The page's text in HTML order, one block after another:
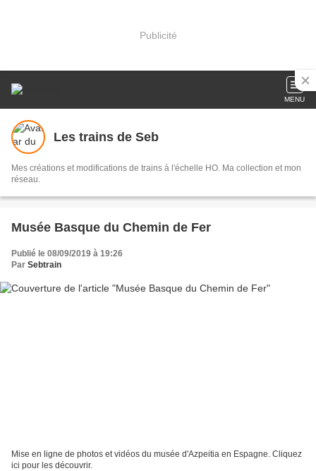
Publicité
MENU
Les trains de Seb
Mes créations et modifications de trains à l'échelle HO. Ma collection et mon
réseau.
Musée Basque du Chemin de Fer
Publié le 08/09/2019 à 19:26
Par Sebtrain
Mise en ligne de photos et vidéos du musée d'Azpeitia en Espagne. Cliquez
ici pour les découvrir.